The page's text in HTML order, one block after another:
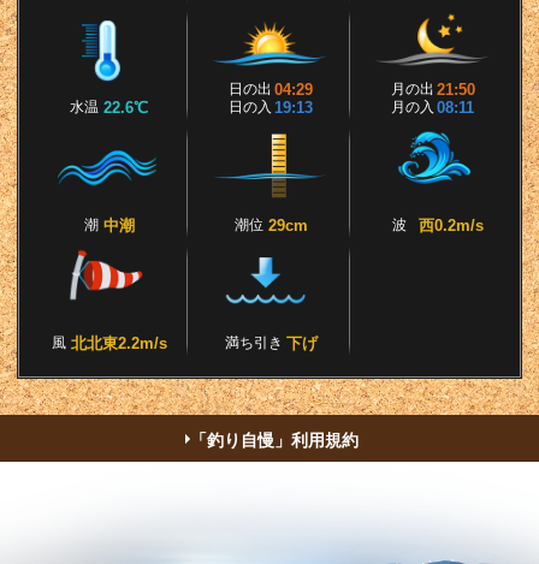
水温 22.6℃
日の出 04:29
日の入 19:13
月の出 21:50
月の入 08:11
潮 中潮 潮位 29cm 波 西0.2m/s
風 北北東2.2m/s 満ち引き 下げ
「釣り自慢」利用規約